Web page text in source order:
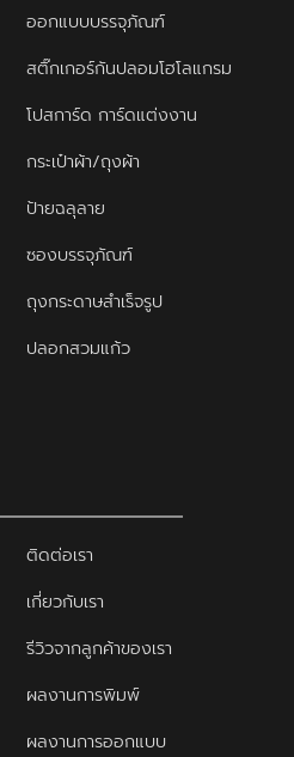
ออกแบบบรรจุภัณฑ์
สติ๊กเกอร์กันปลอมโฮโลแกรม
โปสการ์ด การ์ดแต่งงาน
กระเป๋าผ้า/ถุงผ้า
ป้ายฉลุลาย
ซองบรรจุภัณฑ์
ถุงกระดาษสำเร็จรูป
ปลอกสวมแก้ว
ติดต่อเรา
เกี่ยวกับเรา
รีวิวจากลูกค้าของเรา
ผลงานการพิมพ์
ผลงานการออกแบบ